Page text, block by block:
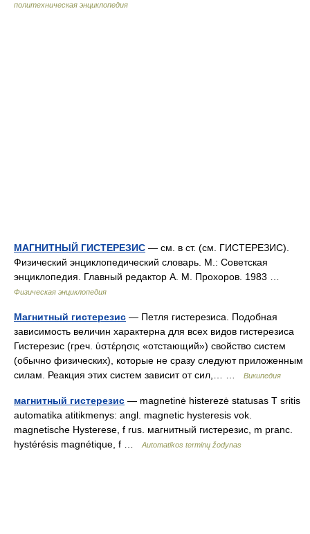
политехническая энциклопедия
МАГНИТНЫЙ ГИСТЕРЕЗИС — см. в ст. (см. ГИСТЕРЕЗИС).
Физический энциклопедический словарь. М.: Советская
энциклопедия. Главный редактор А. М. Прохоров. 1983 …
Физическая энциклопедия
Магнитный гистерезис — Петля гистерезиса. Подобная
зависимость величин характерна для всех видов гистерезиса
Гистерезис (греч. ὑστέρησις «отстающий») свойство систем
(обычно физических), которые не сразу следуют приложенным
силам. Реакция этих систем зависит от сил,… …
Википедия
магнитный гистерезис — magnetinė histerezė statusas T sritis
automatika atitikmenys: angl. magnetic hysteresis vok.
magnetische Hysterese, f rus. магнитный гистерезис, m pranc.
hystérésis magnétique, f …
Automatikos terminų žodynas